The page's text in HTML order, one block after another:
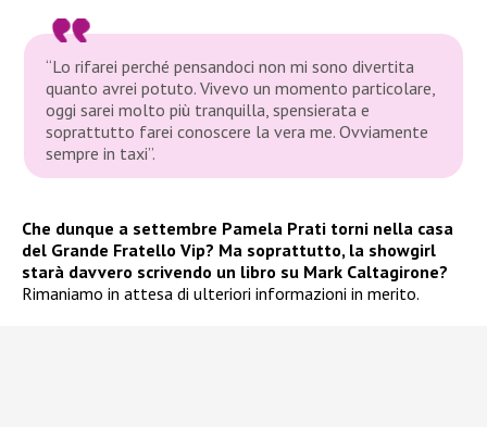
“Lo rifarei perché pensandoci non mi sono divertita
quanto avrei potuto. Vivevo un momento particolare,
oggi sarei molto più tranquilla, spensierata e
soprattutto farei conoscere la vera me. Ovviamente
sempre in taxi”.
Che dunque a settembre Pamela Prati torni nella casa
del Grande Fratello Vip? Ma soprattutto, la showgirl
starà davvero scrivendo un libro su Mark Caltagirone?
Rimaniamo in attesa di ulteriori informazioni in merito.